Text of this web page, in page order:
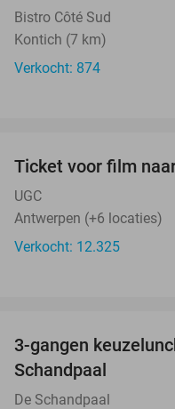
Bistro Côté Sud
Kontich (7 km)
Verkocht: 874
Ticket voor film
UGC
Antwerpen (+6 locaties)
Verkocht: 12.325
3-gangen
Schandpaal
De Schandpaal